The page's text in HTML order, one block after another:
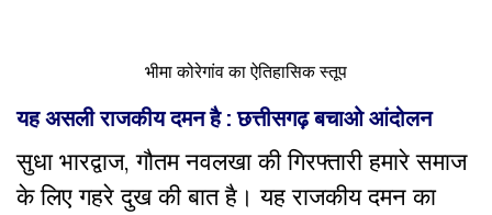
भीमा कोरेगांव का ऐतिहासिक स्तूप
यह असली राजकीय दमन है : छत्तीसगढ़ बचाओ आंदोलन
सुधा भारद्वाज,गौतम नवलखा की गिरफ्तारी हमारे समाज
के लिए गहरे दुख की बात है। यह राजकीय दमन का